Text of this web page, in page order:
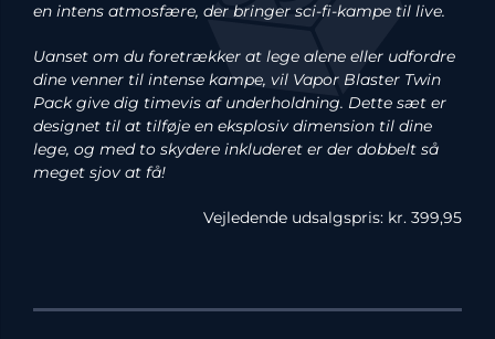
en intens atmosfære, der bringer sci-fi-kampe til live.
Uanset om du foretrækker at lege alene eller udfordre
dine venner til intense kampe, vil Vapor Blaster Twin
Pack give dig timevis af underholdning. Dette sæt er
designet til at tilføje en eksplosiv dimension til dine
lege, og med to skydere inkluderet er der dobbelt så
meget sjov at få!
Vejledende udsalgspris: kr. 399,95